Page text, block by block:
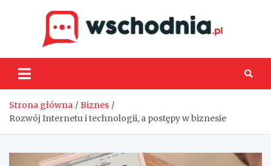
Strona główna
Biznes
Rozwój Internetu i technologii, a postępy w biznesie